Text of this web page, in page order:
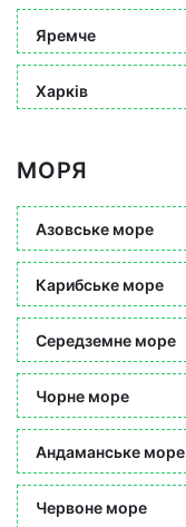
Яремче
Харків
МОРЯ
Азовське море
Карибське море
Середземне море
Чорне море
Андаманське море
Червоне море